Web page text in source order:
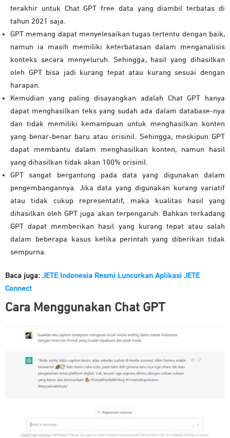
terakhir untuk Chat GPT free data yang diambil terbatas di
tahun 2021 saja.
GPT memang dapat menyelesaikan tugas tertentu dengan baik,
namun ia masih memiliki keterbatasan dalam menganalisis
konteks secara menyeluruh. Sehingga, hasil yang dihasilkan
oleh GPT bisa jadi kurang tepat atau kurang sesuai dengan
harapan.
Kemudian yang paling disayangkan adalah Chat GPT hanya
dapat menghasilkan teks yang sudah ada dalam database-nya
dan tidak memiliki kemampuan untuk menghasilkan konten
yang benar-benar baru atau orisinil. Sehingga, meskipun GPT
dapat membantu dalam menghasilkan konten, namun hasil
yang dihasilkan tidak akan 100% orisinil.
GPT sangat bergantung pada data yang digunakan dalam
pengembangannya. Jika data yang digunakan kurang variatif
atau tidak cukup representatif, maka kualitas hasil yang
dihasilkan oleh GPT juga akan terpengaruh. Bahkan terkadang
GPT dapat memberikan hasil yang kurang tepat atau salah
dalam beberapa kasus ketika perintah yang diberikan tidak
sempurna.
Baca juga: JETE Indonesia Resmi Luncurkan Aplikasi JETE
Connect
Cara Menggunakan Chat GPT